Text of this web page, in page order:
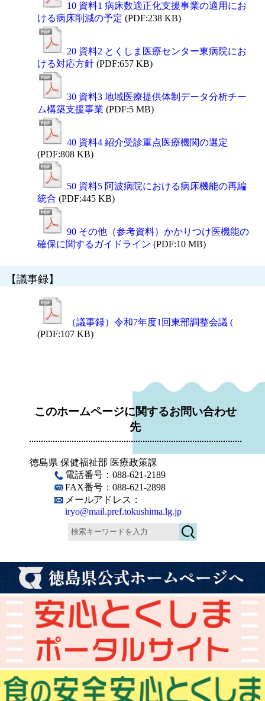
10 資料1 病床数適正化支援事業の適用にお
ける病床削減の予定 (PDF:238 KB)
20 資料2 とくしま医療センター東病院にお
ける対応方針 (PDF:657 KB)
30 資料3 地域医療提供体制データ分析チー
ム構築支援事業 (PDF:5 MB)
40 資料4 紹介受診重点医療機関の選定
(PDF:808 KB)
50 資料5 阿波病院における病床機能の再編
統合 (PDF:445 KB)
90 その他（参考資料）かかりつけ医機能の
確保に関するガイドライン (PDF:10 MB)
【議事録】
（議事録）令和7年度1回東部調整会議 (
(PDF:107 KB)
このホームページに関するお問い合わせ
先
徳島県 保健福祉部 医療政策課
電話番号：088-621-2189
FAX番号：088-621-2898
メールアドレス：
iryo@mail.pref.tokushima.lg.jp
検
索